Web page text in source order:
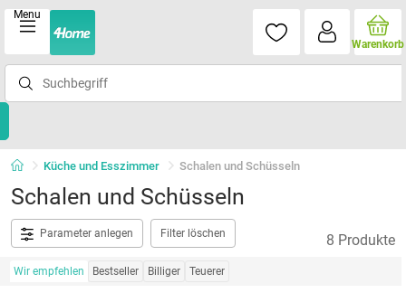
Menu
Warenkorb
Küche und Esszimmer Schalen und Schüsseln
Schalen und Schüsseln
Parameter anlegen Filter löschen 8 Produkte
Wir empfehlen Bestseller Billiger Teuerer